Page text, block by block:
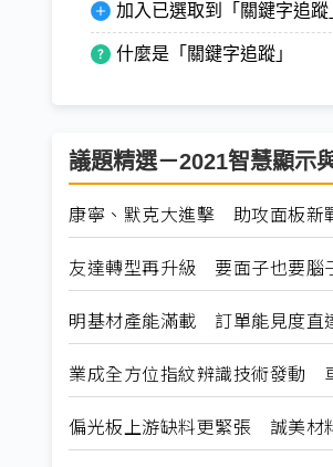
加入已選取到「關鍵字追蹤
什麼是「關鍵字追蹤」
議題精選－2021智慧顯示
康寧、默克大進擊 助攻面板新
友達轉型再升級 要面子也要腦
明基材產能滿載 訂單能見度直
業成全方位指紋辨識技術發動
偏光板上游缺料更緊張 誠美材